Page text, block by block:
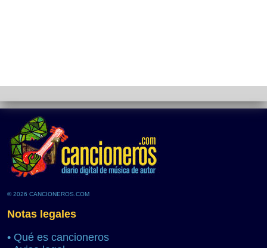
© 2026 CANCIONEROS.COM
Notas legales
• Qué es cancioneros